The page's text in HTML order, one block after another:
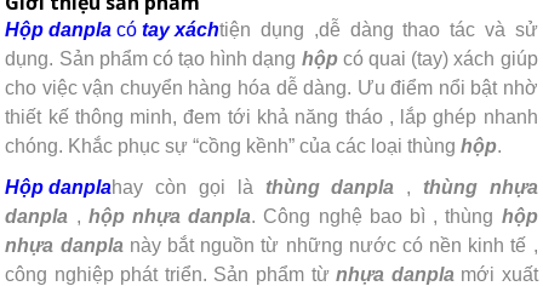
Hộp danpla cótay xáchtiện dụng ,dễ dàng thao tác và sử
dụng. Sản phẩm có tạo hình dạng hộpcó quai (tay) xách giúp
cho việc vận chuyển hàng hóa dễ dàng. Ưu điểm nổi bật nhờ
thiết kế thông minh, đem tới khả năng tháo , lắp ghép nhanh
chóng. Khắc phục sự “cồng kềnh” của các loại thùnghộp.
Hộp danplahay còn gọi là thùng danpla , thùng nhựa
danpla , hộp nhựa danpla. Công nghệ bao bì , thùng hộp
nhựa danpla này bắt nguồn từ những nước có nền kinh tế ,
công nghiệp phát triển. Sản phẩm từnhựa danpla mới xuất